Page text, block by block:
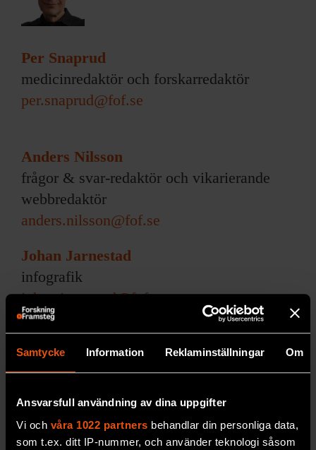
Samtycke Information Reklaminställningar Om
Ansvarsfull användning av dina uppgifter
Vi och våra 1022 partners behandlar din personliga data,
som t.ex. ditt IP-nummer, och använder teknologi såsom
Per Snaprud
medicinredaktör och forskarredaktör
per.snaprud@fof.se
Anders Nilsson
frågor & svar-redaktör och vikarierande
webbredaktör
anders.nilsson@fof.se
Johan Jarnestad
infografik
johan.jarnestad@fof.se
Erik Westin
art direction (Content innovation)
språkgranskning
Pär Dalhielm